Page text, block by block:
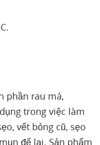
phần rau má,
trong việc làm
vết bỏng cũ, sẹo
để lại. Sản phẩm